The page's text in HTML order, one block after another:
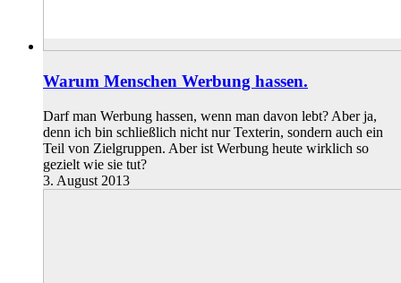
Warum Menschen Werbung hassen.
Darf man Werbung hassen, wenn man davon lebt? Aber ja,
denn ich bin schließlich nicht nur Texterin, sondern auch ein
Teil von Zielgruppen. Aber ist Werbung heute wirklich so
gezielt wie sie tut?
3. August 2013